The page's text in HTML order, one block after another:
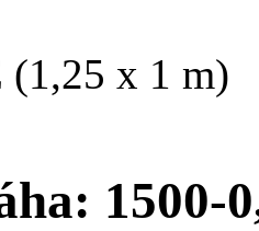
(1,25 x 1 m)
1500-